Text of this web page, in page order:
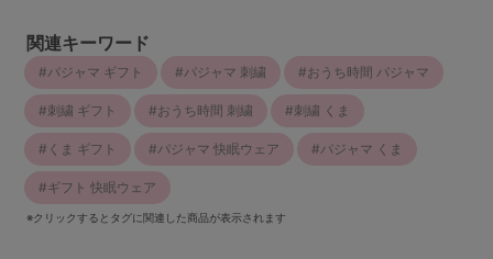
関連キーワード
パジャマ ギフト パジャマ 刺繍 おうち時間 パジャマ
刺繍 ギフト おうち時間 刺繍 刺繍 くま
くま ギフト パジャマ 快眠ウェア パジャマ くま
ギフト 快眠ウェア
※クリックするとタグに関連した商品が表示されます